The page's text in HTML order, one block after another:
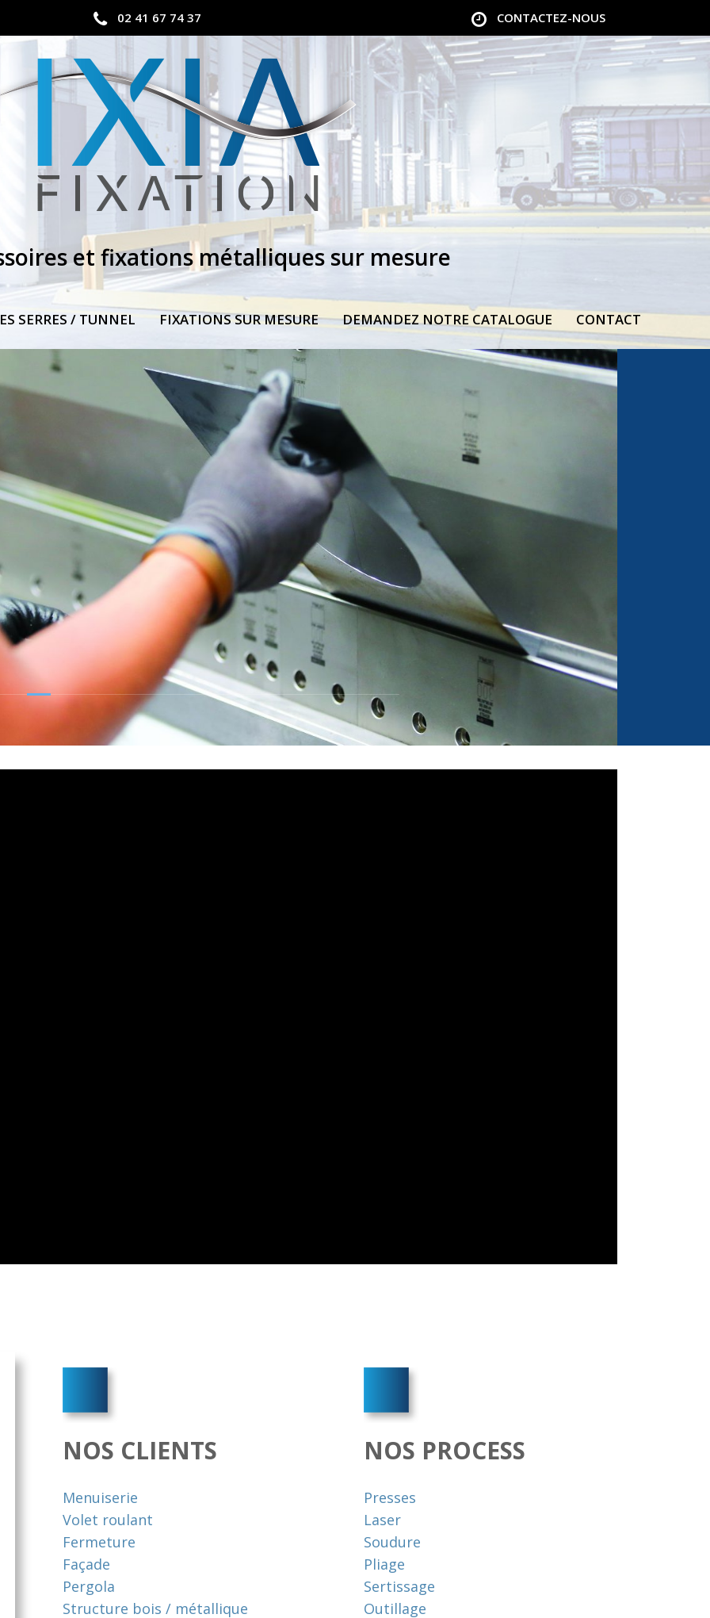
02 41 67 74 37 CONTACTEZ-NOUS
et fixations métalliques sur mesure
SERRES / TUNNEL FIXATIONS SUR MESURE DEMANDEZ NOTRE CATALOGUE CONTACT
NOS CLIENTS
Menuiserie
Volet roulant
Fermeture
Façade
Pergola
Structure bois / métallique
NOS PROCESS
Presses
Laser
Soudure
Pliage
Sertissage
Outillage